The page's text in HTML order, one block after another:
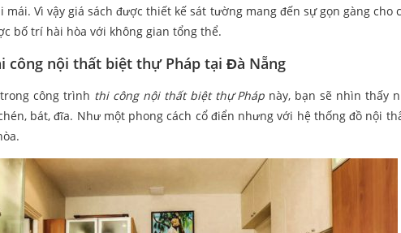
Vì vậy giá sách được thiết kế sát tường mang đến sự gọn gàng cho
bố trí hài hòa với không gian tổng thể.
công nội thất biệt thự Pháp tại Đà Nẵng
công trình thi công nội thất biệt thự Pháp này, bạn sẽ nhìn thấy
bát, đĩa. Như một phong cách cổ điển nhưng với hệ thống đồ nội